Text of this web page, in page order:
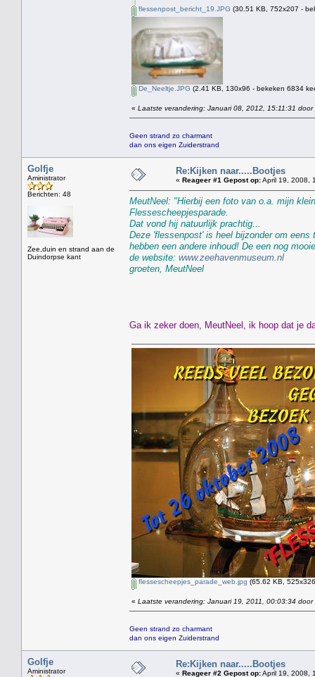
flessenpost_bericht_19.JPG (30.51 KB, 752x207 -
De_Neeltje.JPG (2.41 KB, 130x96 - bekeken 6834
« Laatste verandering: Januari 08, 2012, 15:11:31 door
Geen strand zo charmant
dan ons eigen Zuiderstrand
Golfje
Aministrator
Berichten: 48
Zee,duin en strand aan de
Duindorpse kant
Re:Kijken naar.....Bootjes
« Reageer #1 Gepost op:April 19, 2008,
MeutNeel: "Hierbij een foto van o.a. mijn
Flessescheepjesparade.
Dat vond hij natuurlijk prachtig...
Deze 'flessenpost' is heel bijzonder om
hebben een andere inhoud! De een nog
de website: www.zeehavenmuseum.nl
groeten, MeutNeel
Ga ik zeker doen, MeutNeel, ik hoop dat je
flessescheepjes_parade_web.jpg (65.62 KB,
« Laatste verandering: Januari 19, 2011, 00:03:34 door
Geen strand zo charmant
dan ons eigen Zuiderstrand
Golfje
Aministrator
Re:Kijken naar.....Bootjes
« Reageer #2 Gepost op:April 19, 2008,